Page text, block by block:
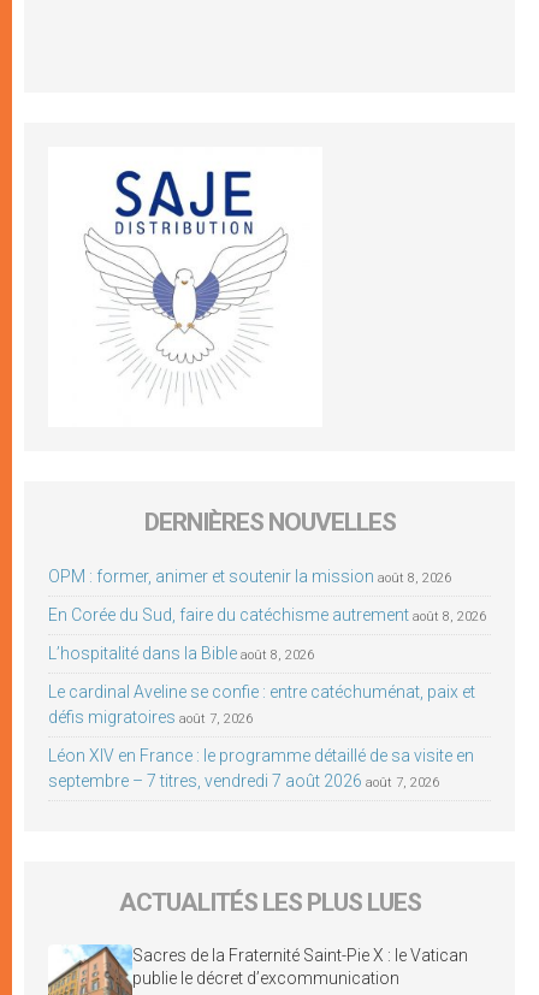
DERNIÈRES NOUVELLES
OPM : former, animer et soutenir la mission août 8, 2026
En Corée du Sud, faire du catéchisme autrement août 8, 2026
L’hospitalité dans la Bible août 8, 2026
Le cardinal Aveline se confie : entre catéchuménat, paix et
défis migratoires août 7, 2026
Léon XIV en France : le programme détaillé de sa visite en
septembre – 7 titres, vendredi 7 août 2026 août 7, 2026
ACTUALITÉS LES PLUS LUES
Sacres de la Fraternité Saint-Pie X : le Vatican
publie le décret d’excommunication